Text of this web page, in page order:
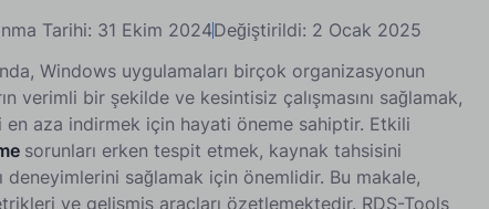
Tarihi: 31 Ekim 2024Değiştirildi: 2 Ocak 2025
Windows uygulamaları birçok organizasyonun
verimli bir şekilde ve kesintisiz çalışmasını sağlamak,
aza indirmek için hayati öneme sahiptir. Etkili
sorunları erken tespit etmek, kaynak tahsisini
sağlamak için önemlidir. Bu makale,
ve gelişmiş araçları özetlemektedir. RDS-Tools